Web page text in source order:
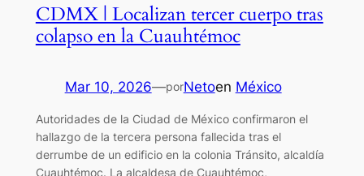
CDMX | Localizan tercer cuerpo tras
colapso en la Cuauhtémoc
Mar 10, 2026—porNetoen México
Autoridades de la Ciudad de México confirmaron el
hallazgo de la tercera persona fallecida tras el
derrumbe de un edificio en la colonia Tránsito, alcaldía
Cuauhtémoc. La alcaldesa de Cuauhtémoc,